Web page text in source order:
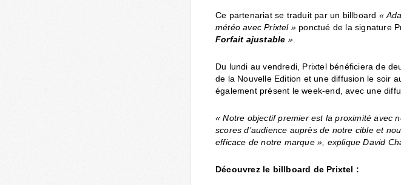
Ce partenariat se traduit par un billboard «
météo avec Prixtel » ponctué de la signature
Forfait ajustable ».
Du lundi au vendredi, Prixtel bénéficiera de
de la Nouvelle Edition et une diffusion le soir
également présent le week-end, avec une
« Notre objectif premier est la proximité avec
scores d’audience auprès de notre cible et
efficace de notre marque », explique David
Découvrez le billboard de Prixtel :